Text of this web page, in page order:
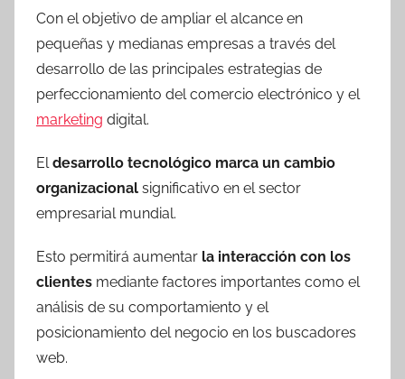
Con el objetivo de ampliar el alcance en
pequeñas y medianas empresas a través del
desarrollo de las principales estrategias de
perfeccionamiento del comercio electrónico y el
marketing digital.
El desarrollo tecnológico marca un cambio
organizacional significativo en el sector
empresarial mundial.
Esto permitirá aumentar la interacción con los
clientes mediante factores importantes como el
análisis de su comportamiento y el
posicionamiento del negocio en los buscadores
web.